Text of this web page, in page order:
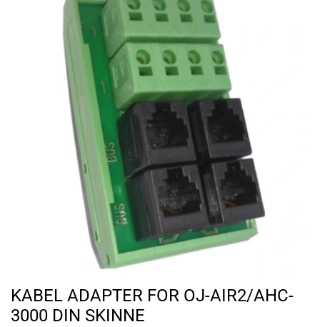
KABEL ADAPTER FOR OJ-AIR2/AHC-
3000 DIN SKINNE